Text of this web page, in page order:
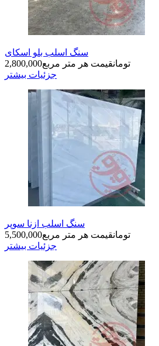
سنگ اسلب بلو اسکای
2,800,000
تومانقیمت هر متر مربع
جزئیات بیشتر
سنگ اسلب ازنا سوپر
5,500,000
تومانقیمت هر متر مربع
جزئیات بیشتر